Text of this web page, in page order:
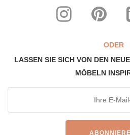
ODER
LASSEN SIE SICH VON DEN
MÖBELN